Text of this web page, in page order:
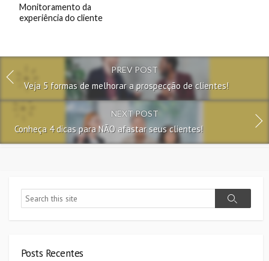
Monitoramento da
experiência do cliente
PREV POST
Veja 5 formas de melhorar a prospecção de clientes!
NEXT POST
Conheça 4 dicas para NÃO afastar seus clientes!
Search
Search
Posts Recentes